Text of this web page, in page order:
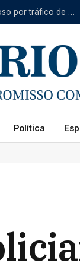
Ação integrada prende seis integrantes de grupo criminoso por tráfico de drogas no Litoral do RN
Política